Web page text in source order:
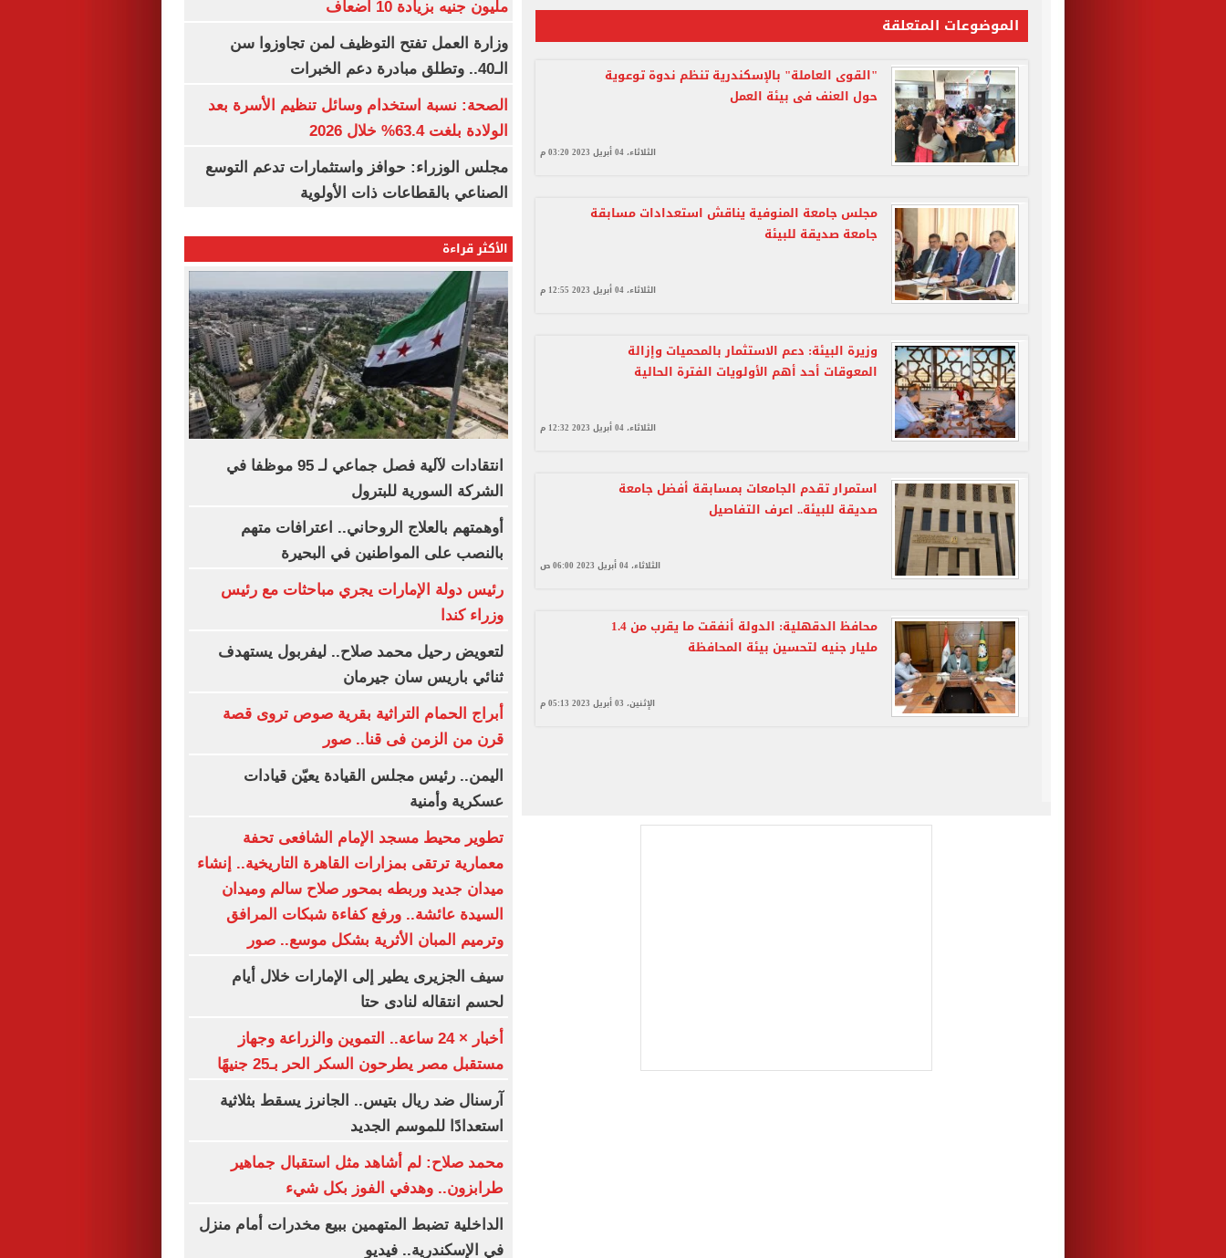
الموضوعات المتعلقة
"القوى العاملة" بالإسكندرية تنظم ندوة توعوية
حول العنف فى بيئة العمل
الثلاثاء، 04 أبريل 2023 03:20 م
مجلس جامعة المنوفية يناقش استعدادات مسابقة
جامعة صديقة للبيئة
الثلاثاء، 04 أبريل 2023 12:55 م
وزيرة البيئة: دعم الاستثمار بالمحميات وإزالة
المعوقات أحد أهم الأولويات الفترة الحالية
الثلاثاء، 04 أبريل 2023 12:32 م
استمرار تقدم الجامعات بمسابقة أفضل جامعة
صديقة للبيئة.. اعرف التفاصيل
الثلاثاء، 04 أبريل 2023 06:00 ص
محافظ الدقهلية: الدولة أنفقت ما يقرب من 1.4
مليار جنيه لتحسين بيئة المحافظة
الإثنين، 03 أبريل 2023 05:13 م
مليون جنيه بزيادة 10 أضعاف
وزارة العمل تفتح التوظيف لمن تجاوزوا سن
الـ40.. وتطلق مبادرة دعم الخبرات
الصحة: نسبة استخدام وسائل تنظيم الأسرة بعد
الولادة بلغت 63.4% خلال 2026
مجلس الوزراء: حوافز واستثمارات تدعم التوسع
الصناعي بالقطاعات ذات الأولوية
الأكثر قراءة
انتقادات لآلية فصل جماعي لـ 95 موظفا في
الشركة السورية للبترول
أوهمتهم بالعلاج الروحاني.. اعترافات متهم
بالنصب على المواطنين في البحيرة
رئيس دولة الإمارات يجري مباحثات مع رئيس
وزراء كندا
لتعويض رحيل محمد صلاح.. ليفربول يستهدف
ثنائي باريس سان جيرمان
أبراج الحمام التراثية بقرية صوص تروى قصة
قرن من الزمن فى قنا.. صور
اليمن.. رئيس مجلس القيادة يعيّن قيادات
عسكرية وأمنية
تطوير محيط مسجد الإمام الشافعى تحفة
معمارية ترتقى بمزارات القاهرة التاريخية.. إنشاء
ميدان جديد وربطه بمحور صلاح سالم وميدان
السيدة عائشة.. ورفع كفاءة شبكات المرافق
وترميم المبان الأثرية بشكل موسع.. صور
سيف الجزيرى يطير إلى الإمارات خلال أيام
لحسم انتقاله لنادى حتا
أخبار × 24 ساعة.. التموين والزراعة وجهاز
مستقبل مصر يطرحون السكر الحر بـ25 جنيهًا
آرسنال ضد ريال بتيس.. الجانرز يسقط بثلاثية
استعدادًا للموسم الجديد
محمد صلاح: لم أشاهد مثل استقبال جماهير
طرابزون.. وهدفي الفوز بكل شيء
الداخلية تضبط المتهمين ببيع مخدرات أمام منزل
في الإسكندرية.. فيديو